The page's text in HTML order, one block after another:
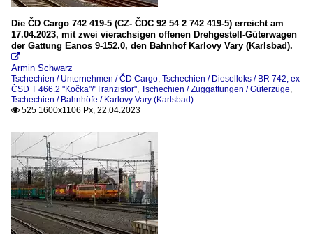
Die ČD Cargo 742 419-5 (CZ- ČDC 92 54 2 742 419-5) erreicht am
17.04.2023, mit zwei vierachsigen offenen Drehgestell-Güterwagen
der Gattung Eanos 9-152.0, den Bahnhof Karlovy Vary (Karlsbad).

Armin Schwarz
Tschechien / Unternehmen / ČD Cargo, Tschechien / Dieselloks / BR 742, ex
ČSD T 466.2 "Kočka"/"Tranzistor", Tschechien / Zuggattungen / Güterzüge,
Tschechien / Bahnhöfe / Karlovy Vary (Karlsbad)
 525 1600x1106 Px, 22.04.2023